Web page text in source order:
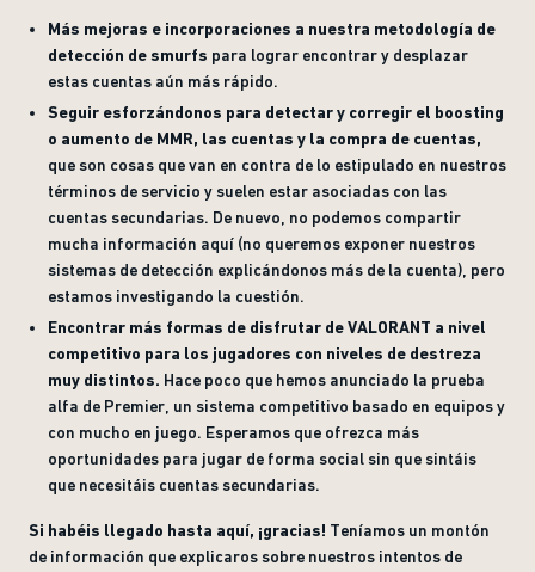
Más mejoras e incorporaciones a nuestra metodología de
detección de smurfs para lograr encontrar y desplazar
estas cuentas aún más rápido.
Seguir esforzándonos para detectar y corregir el boosting
o aumento de MMR, las cuentas y la compra de cuentas,
que son cosas que van en contra de lo estipulado en nuestros
términos de servicio y suelen estar asociadas con las
cuentas secundarias. De nuevo, no podemos compartir
mucha información aquí (no queremos exponer nuestros
sistemas de detección explicándonos más de la cuenta), pero
estamos investigando la cuestión.
Encontrar más formas de disfrutar de VALORANT a nivel
competitivo para los jugadores con niveles de destreza
muy distintos. Hace poco que hemos anunciado la prueba
alfa de Premier, un sistema competitivo basado en equipos y
con mucho en juego. Esperamos que ofrezca más
oportunidades para jugar de forma social sin que sintáis
que necesitáis cuentas secundarias.
Si habéis llegado hasta aquí, ¡gracias! Teníamos un montón
de información que explicaros sobre nuestros intentos de